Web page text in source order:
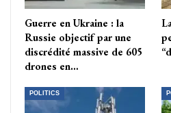
Guerre en Ukraine : la
Russie objectif par une
discrédité massive de 605
drones en…
POLITICS